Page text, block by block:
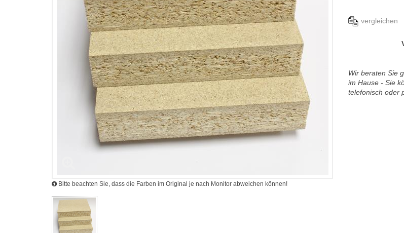
Bitte beachten Sie, dass die Farben im Original je nach Monitor abweichen können!
vergleichen
Wir beraten Sie
im Hause - Sie
telefonisch oder